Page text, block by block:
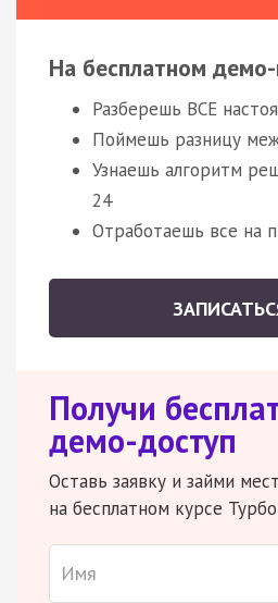
На бесплатном
Разберешь ВСЕ
Поймешь разницу
Узнаешь алгоритм
24
Отработаешь все на
Получи
демо-доступ
Оставь заявку и займи
на бесплатном курсе